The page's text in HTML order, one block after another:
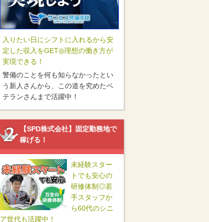
入りたい日にシフトに入れるから安
定した収入をGET◎理想の働き方が
実現できる！
警備のことを何も知らなかったとい
う新人さんから、この道を究めたベ
テランさんまで活躍中！
【SPD株式会社】固定勤務地で
稼げる！
未経験スター
トでも安心の
研修体制◎若
手スタッフか
ら60代のシニ
ア世代も活躍中！